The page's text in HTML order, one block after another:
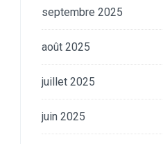
septembre 2025
août 2025
juillet 2025
juin 2025